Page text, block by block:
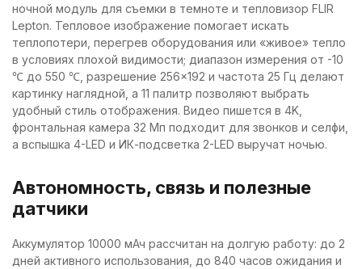
ночной модуль для съемки в темноте и тепловизор FLIR
Lepton. Тепловое изображение помогает искать
теплопотери, перегрев оборудования или «живое» тепло
в условиях плохой видимости; диапазон измерения от -10
℃ до 550 ℃, разрешение 256×192 и частота 25 Гц делают
картинку наглядной, а 11 палитр позволяют выбрать
удобный стиль отображения. Видео пишется в 4K,
фронтальная камера 32 Мп подходит для звонков и селфи,
а вспышка 4-LED и ИК-подсветка 2-LED выручат ночью.
Автономность, связь и полезные
датчики
Аккумулятор 10000 мАч рассчитан на долгую работу: до 2
дней активного использования, до 840 часов ожидания и